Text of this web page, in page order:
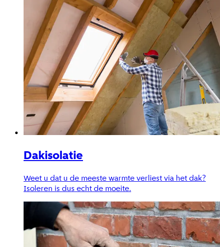
Dakisolatie
Weet u dat u de meeste warmte verliest via het dak?
Isoleren is dus echt de moeite.